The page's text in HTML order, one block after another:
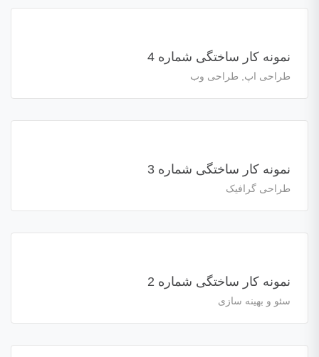
نمونه کار ساختگی شماره 4
طراحی اپ, طراحی وب
نمونه کار ساختگی شماره 3
طراحی گرافیک
نمونه کار ساختگی شماره 2
سئو و بهینه سازی